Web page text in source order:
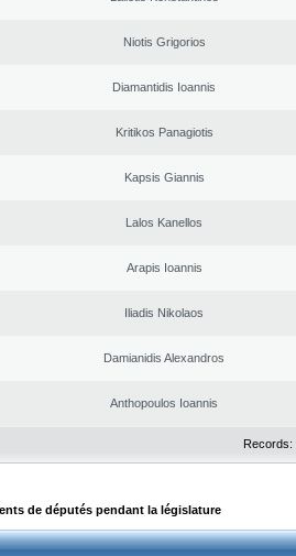
Niotis Grigorios
Diamantidis Ioannis
Kritikos Panagiotis
Kapsis Giannis
Lalos Kanellos
Arapis Ioannis
Iliadis Nikolaos
Damianidis Alexandros
Anthopoulos Ioannis
Records:
de députés pendant la législature